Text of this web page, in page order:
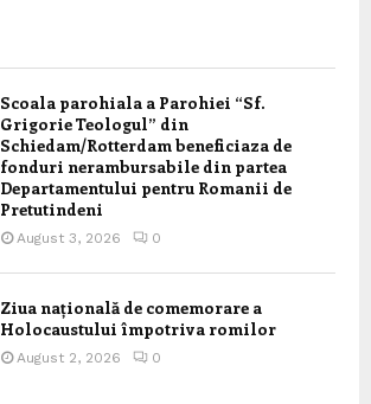
Scoala parohiala a Parohiei “Sf.
Grigorie Teologul” din
Schiedam/Rotterdam beneficiaza de
fonduri nerambursabile din partea
Departamentului pentru Romanii de
Pretutindeni
August 3, 2026 0
Ziua națională de comemorare a
Holocaustului împotriva romilor
August 2, 2026 0